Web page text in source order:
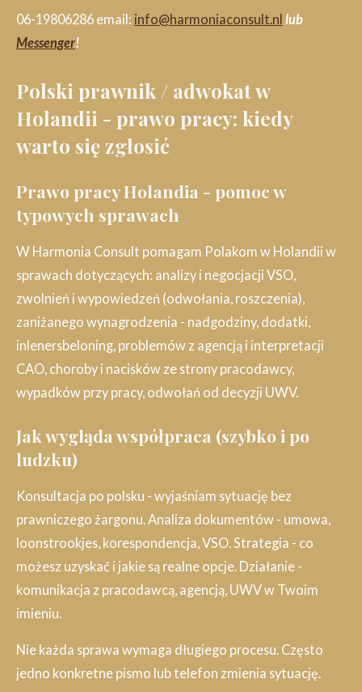
06-19806286 email: info@harmoniaconsult.nl lub
Messenger!
Polski prawnik / adwokat w
Holandii - prawo pracy: kiedy
warto się zgłosić
Prawo pracy Holandia - pomoc w
typowych sprawach
W Harmonia Consult pomagam Polakom w Holandii w
sprawach dotyczących: analizy i negocjacji VSO,
zwolnień i wypowiedzeń (odwołania, roszczenia),
zaniżanego wynagrodzenia - nadgodziny, dodatki,
inlenersbeloning, problemów z agencją i interpretacji
CAO, choroby i nacisków ze strony pracodawcy,
wypadków przy pracy, odwołań od decyzji UWV.
Jak wygląda współpraca (szybko i po
ludzku)
Konsultacja po polsku - wyjaśniam sytuację bez
prawniczego żargonu. Analiza dokumentów - umowa,
loonstrookjes, korespondencja, VSO. Strategia - co
możesz uzyskać i jakie są realne opcje. Działanie -
komunikacja z pracodawcą, agencją, UWV w Twoim
imieniu.
Nie każda sprawa wymaga długiego procesu. Często
jedno konkretne pismo lub telefon zmienia sytuację.